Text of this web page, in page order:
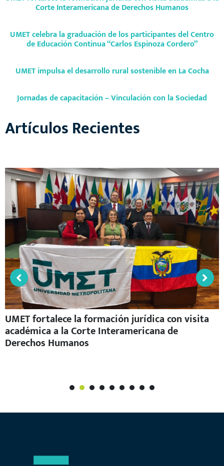
Corte Interamericana de Derechos Humanos
UMET celebra la graduación de los participantes del Centro
de Educación Continua “Carlos Espinoza Cordero”
UMET impulsa el desarrollo rural sostenible en La Cocha
Jornadas de capacitación – Vinculación con la Sociedad
Artículos Recientes
UMET fortalece la formación jurídica con visita
académica a la Corte Interamericana de
Derechos Humanos
1